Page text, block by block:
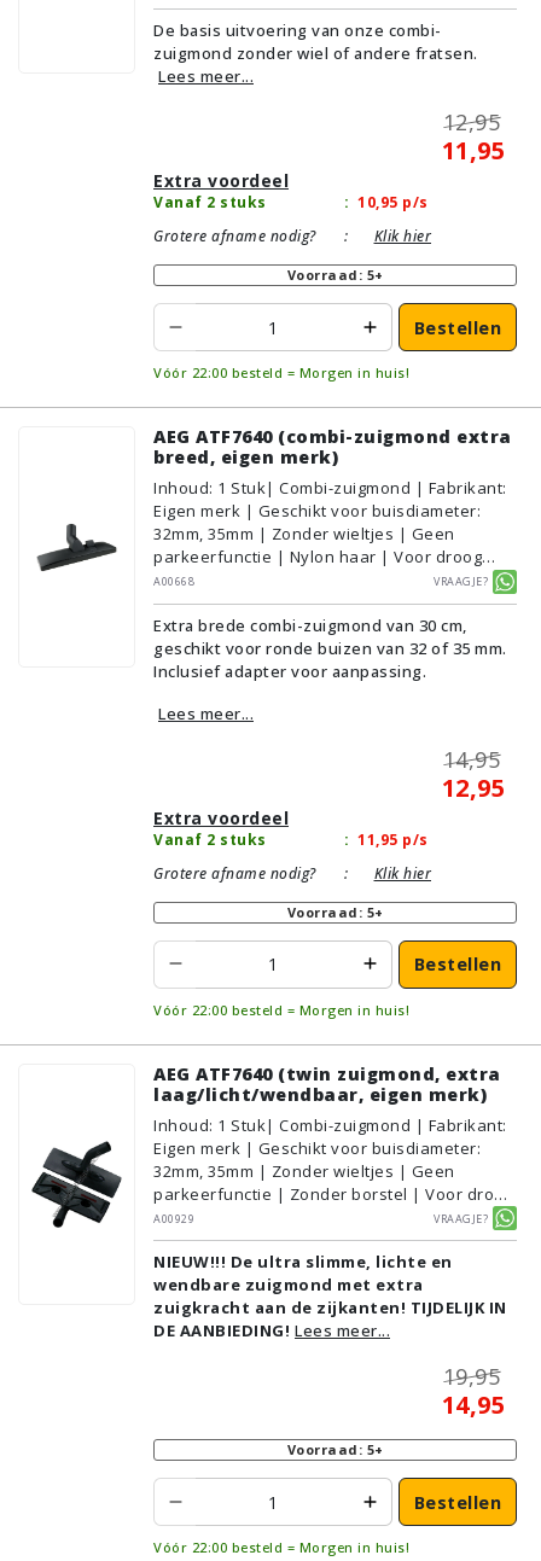
Geschikt voor vloertype: Plavuizen/Tegels,
Parket/Laminaat, PVC/Vinyl,
Tapijt/Vloerbedekking
De basis uitvoering van onze combi-
zuigmond zonder wiel of andere fratsen.
Lees meer...
12,95
11,95
Extra voordeel
Vanaf 2 stuks : 10,95 p/s
Grotere afname nodig?
: Klik hier
Voorraad: 5+
Bestellen
Vóór 22:00 besteld = Morgen in huis!
AEG ATF7640 (combi-zuigmond extra
breed, eigen merk)
Inhoud: 1 Stuk| Combi-zuigmond | Fabrikant:
Eigen merk | Geschikt voor buisdiameter:
32mm, 35mm | Zonder wieltjes | Geen
parkeerfunctie | Nylon haar | Voor droog
gebruik | Breedte: 30cm | Zonder verlichting |
Zonder kliksysteem | Zwart | Alternatief |
Geschikt voor vloertype: Plavuizen/Tegels,
Parket/Laminaat, PVC/Vinyl,
Tapijt/Vloerbedekking
A00668 Vraagje?
Extra brede combi-zuigmond van 30 cm,
geschikt voor ronde buizen van 32 of 35 mm.
Inclusief adapter voor aanpassing.
Lees meer...
14,95
12,95
Extra voordeel
Vanaf 2 stuks : 11,95 p/s
Grotere afname nodig?
: Klik hier
Voorraad: 5+
Bestellen
Vóór 22:00 besteld = Morgen in huis!
AEG ATF7640 (twin zuigmond, extra
laag/licht/wendbaar, eigen merk)
Inhoud: 1 Stuk| Combi-zuigmond | Fabrikant:
Eigen merk | Geschikt voor buisdiameter:
32mm, 35mm | Zonder wieltjes | Geen
parkeerfunctie | Zonder borstel | Voor droog
gebruik | Breedte: 31cm | Zonder verlichting |
Zonder kliksysteem | Zwart | Alternatief |
Geschikt voor vloertype: Plavuizen/Tegels,
Parket/Laminaat, PVC/Vinyl,
Tapijt/Vloerbedekking
A00929 Vraagje?
NIEUW!!! De ultra slimme, lichte en
wendbare zuigmond met extra
zuigkracht aan de zijkanten! TIJDELIJK IN
DE AANBIEDING! Lees meer...
19,95
14,95
Voorraad: 5+
Bestellen
Vóór 22:00 besteld = Morgen in huis!